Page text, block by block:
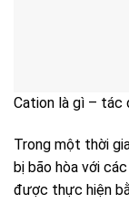
Cation là gì – tác
Trong một thời
bị bão hòa với
được thực hiện